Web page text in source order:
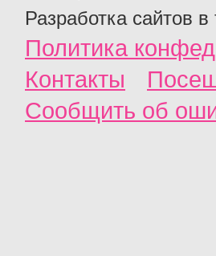
Разработка сайтов в
Политика
Контакты
Сообщить об